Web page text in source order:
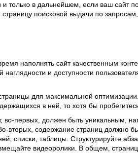
только в дальнейшем, если ваш сайт
поисковой выдачи по запросам,
наполнять сайт качественным
и доступности
для максимальной
в ней, то хотя бы
во-первых, должен быть уникальным,
вторых, содержание страниц должно
списки, таблицы. Структурируйте
видеоролики. В общем,